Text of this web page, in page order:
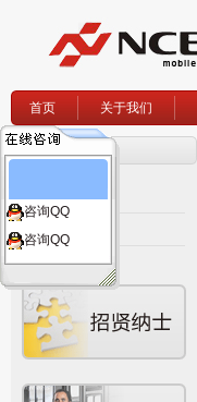
首页 关于我们
咨询QQ
咨询QQ
联系我们
联系资料
网站地图